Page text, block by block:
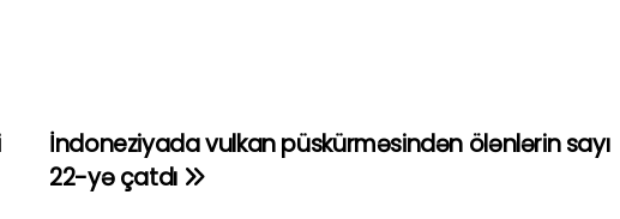
İndoneziyada vulkan püskürməsindən ölənlərin sayı
22-yə çatdı